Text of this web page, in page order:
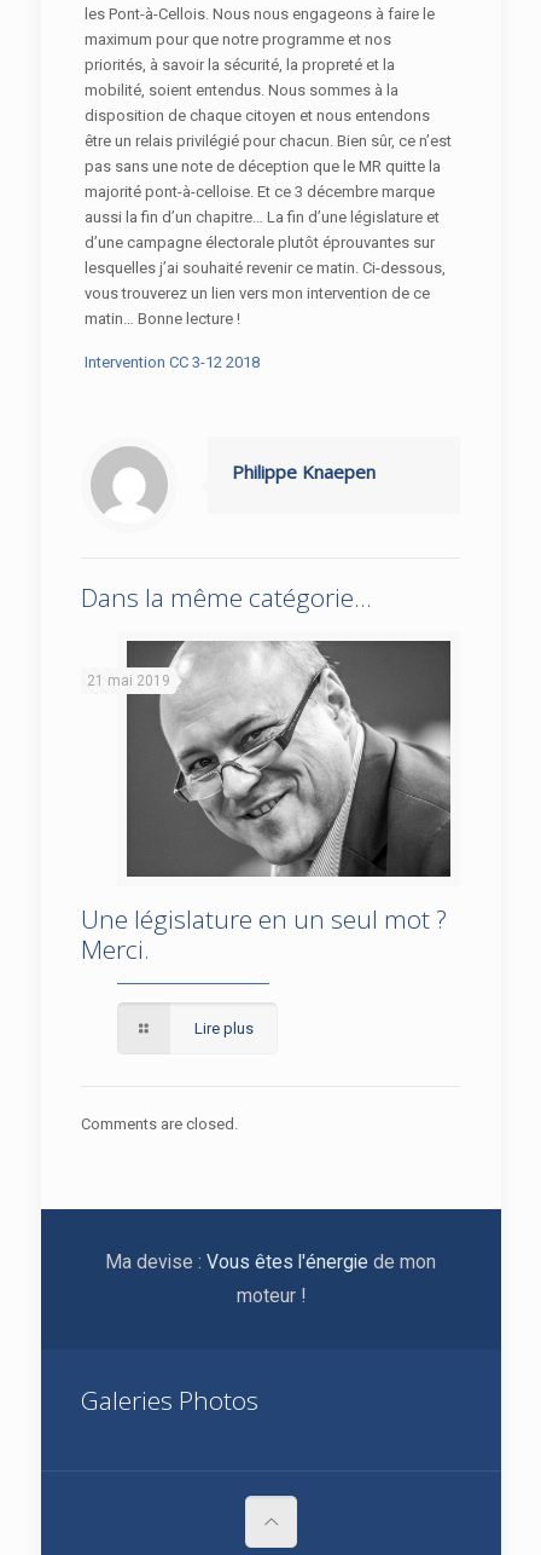
les Pont-à-Cellois. Nous nous engageons à faire le
maximum pour que notre programme et nos
priorités, à savoir la sécurité, la propreté et la
mobilité, soient entendus. Nous sommes à la
disposition de chaque citoyen et nous entendons
être un relais privilégié pour chacun. Bien sûr, ce n’est
pas sans une note de déception que le MR quitte la
majorité pont-à-celloise. Et ce 3 décembre marque
aussi la fin d’un chapitre… La fin d’une législature et
d’une campagne électorale plutôt éprouvantes sur
lesquelles j’ai souhaité revenir ce matin. Ci-dessous,
vous trouverez un lien vers mon intervention de ce
matin… Bonne lecture !
Intervention CC 3-12 2018
Philippe Knaepen
Dans la même catégorie...
Une législature en un seul mot ? Merci.
21 mai 2019
Une législature en un seul mot ?
Merci.
Lire plus
Comments are closed.
Ma devise : Vous êtes l'énergie de mon
moteur !
Galeries Photos